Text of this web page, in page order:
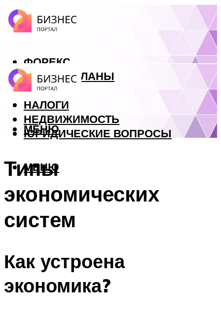
ФОРЕКС
БИЗНЕС ПЛАНЫ
КРЕДИТЫ
НАЛОГИ
НЕДВИЖИМОСТЬ
ЮРИДИЧЕСКИЕ ВОПРОСЫ
МЕНЮ
МЕНЮ
Типы
экономических
систем
Как устроена
экономика?